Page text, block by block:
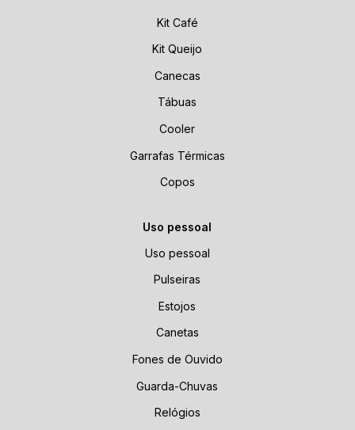
Kit Café
Kit Queijo
Canecas
Tábuas
Cooler
Garrafas Térmicas
Copos
Uso pessoal
Uso pessoal
Pulseiras
Estojos
Canetas
Fones de Ouvido
Guarda-Chuvas
Relógios